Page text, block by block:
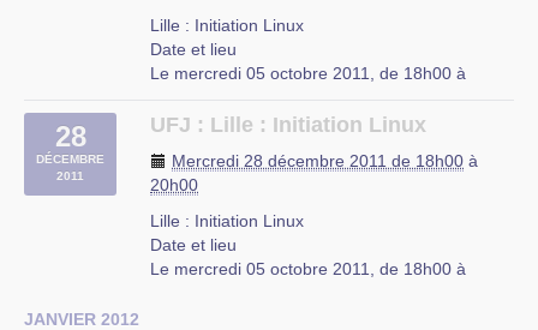
à la MRES, 23 rue Gosselet, 59000 LILLE
Organisée par Chtinux et la MRES
ps : si vous souhaitez garder windows en
données et de faire une défragmentation avant
de venir, l'installation sera moins longue ;-).
Fichier attaché Taille
install.png
install201211.pdf 1.17 Mo
Lille : Initiation Linux
Date et lieu
Le mercredi 05 octobre 2011, de 18h00 à
À Lille, Nord-Pas-de-Calais
L’UFJ organise des cours d’initiation à Linux
niveau débutant tous les mercredis de 18h à
20h à partir du 5 octobre 2011 jusqu’a fin juin
2012 dans les locaux de (…)
UFJ
28
DÉCEMBRE
2011
UFJ : Lille : Initiation Linux
Mercredi 28 décembre 2011 de 18h00 à
20h00
Lille : Initiation Linux
Date et lieu
Le mercredi 05 octobre 2011, de 18h00 à
JANVIER 2012